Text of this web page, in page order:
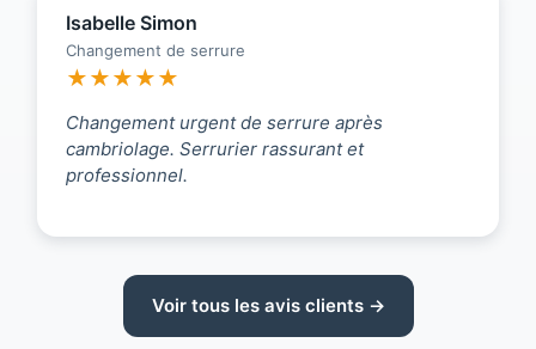
Isabelle Simon
Changement de serrure
★★★★★
Changement urgent de serrure après
cambriolage. Serrurier rassurant et
professionnel.
Voir tous les avis clients →